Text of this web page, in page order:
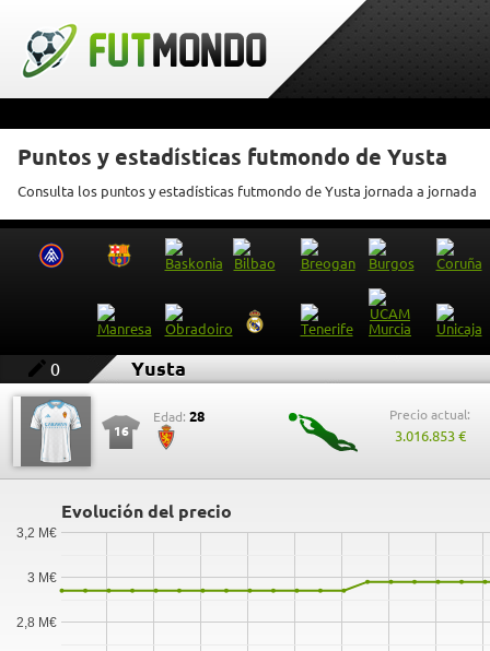
Puntos y estadísticas futmondo de Yusta
Consulta los puntos y estadísticas futmondo de Yusta jornada a jornada
0 Yusta
16
Edad: 28 Precio actual:
3.016.853 €
Evolución del precio
2,8 M€
3 M€
3,2 M€